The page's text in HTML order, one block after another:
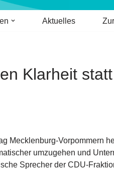
Aktuelles
Klarheit
Mecklenburg-Vorpommern
umzugehen und
Sprecher der CDU-